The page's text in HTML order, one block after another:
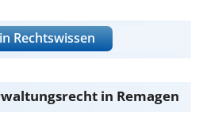
Rechtswissen
in Remagen